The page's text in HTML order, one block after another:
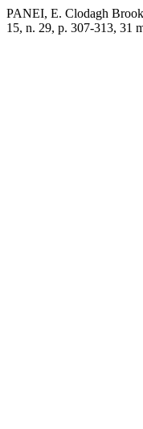
PANEI, E. Clodagh
15, n. 29, p. 307-313, 31